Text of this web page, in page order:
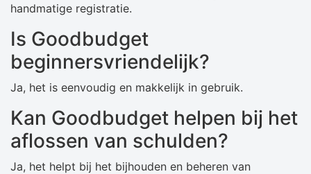
handmatige registratie.
Is Goodbudget
beginnersvriendelijk?
Ja, het is eenvoudig en makkelijk in gebruik.
Kan Goodbudget helpen bij het
aflossen van schulden?
Ja, het helpt bij het bijhouden en beheren van